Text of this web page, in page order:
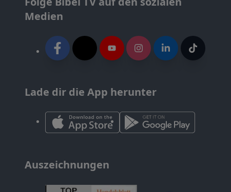
Medien
Lade dir die App herunter
Auszeichnungen